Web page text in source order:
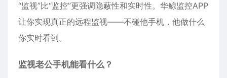
“监视”比“监控”更强调隐蔽性和实时性。华鲸监控APP
让你实现真正的远程监视——不碰他手机，他做什么
你实时看到。
监视老公手机能看什么？